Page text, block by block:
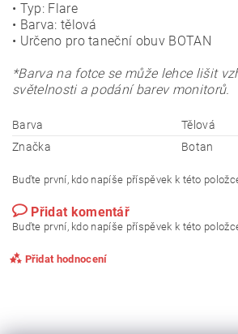
• Typ: Flare
• Barva: tělová
• Určeno pro taneční obuv BOTAN
*Barva na fotce se může lehce lišit
světelnosti a podání barev monitorů.
Barva
Tělová
Značka
Botan
Buďte první, kdo napíše příspěvek k této
Přidat komentář
Buďte první, kdo napíše příspěvek k této
Přidat hodnocení